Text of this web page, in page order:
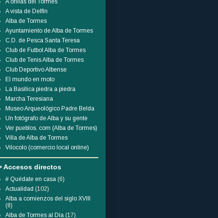
A orillas del Tormes
A vista de Delfín
Alba de Tormes
Ayuntamiento de Alba de Tormes
C.D. de Pesca Santa Teresa
Club de Futbol Alba de Tormes
Club de Tenis Alba de Tormes
Club Deportivo Albense
El mundo en moto
La Basílica piedra a piedra
Marcha Teresiana
Museo Arqueológico Padre Belda
Un fotógrafo de Alba y su gente
Ver pueblos. com (Alba de Tormes)
Villa de Alba de Tormes
Vilocolo (comercio local online)
Accesos directos
# Quédate en casa (6)
Actualidad (102)
Alba a comienzos del siglo XVIII
(8)
Alba de Tormes al Día (17)